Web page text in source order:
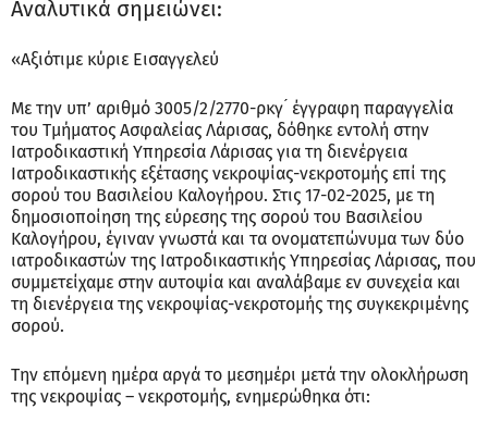
Αναλυτικά σημειώνει:
«Αξιότιμε κύριε Εισαγγελεύ
Με την υπ’ αριθμό 3005/2/2770-ρκγ ́ έγγραφη παραγγελία
του Τμήματος Ασφαλείας Λάρισας, δόθηκε εντολή στην
Ιατροδικαστική Υπηρεσία Λάρισας για τη διενέργεια
Ιατροδικαστικής εξέτασης νεκροψίας-νεκροτομής επί της
σορού του Βασιλείου Καλογήρου. Στις 17-02-2025, με τη
δημοσιοποίηση της εύρεσης της σορού του Βασιλείου
Καλογήρου, έγιναν γνωστά και τα ονοματεπώνυμα των δύο
ιατροδικαστών της Ιατροδικαστικής Υπηρεσίας Λάρισας, που
συμμετείχαμε στην αυτοψία και αναλάβαμε εν συνεχεία και
τη διενέργεια της νεκροψίας-νεκροτομής της συγκεκριμένης
σορού.
Την επόμενη ημέρα αργά το μεσημέρι μετά την ολοκλήρωση
της νεκροψίας – νεκροτομής, ενημερώθηκα ότι: